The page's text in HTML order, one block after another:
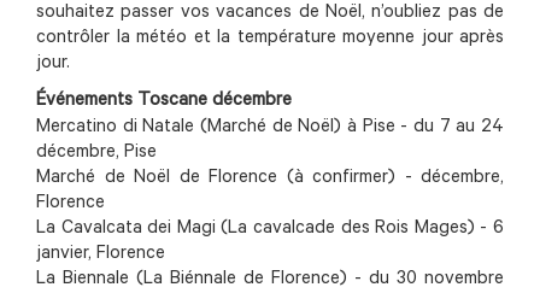
souhaitez passer vos vacances de Noël, n’oubliez pas de
contrôler la météo et la température moyenne jour après
jour.
Événements Toscane décembre
Mercatino di Natale (Marché de Noël) à Pise - du 7 au 24
décembre, Pise
Marché de Noël de Florence (à confirmer) - décembre,
Florence
La Cavalcata dei Magi (La cavalcade des Rois Mages) - 6
janvier, Florence
La Biennale (La Biénnale de Florence) - du 30 novembre